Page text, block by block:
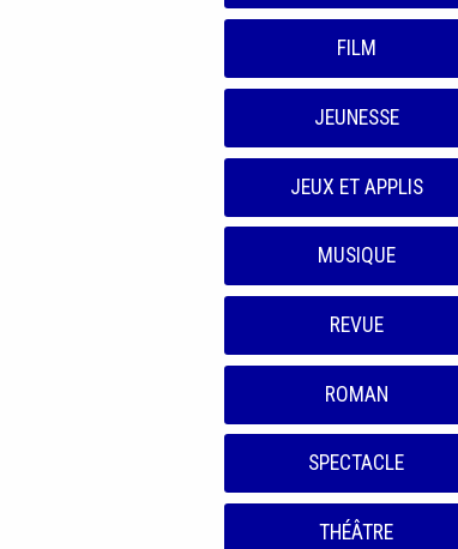
FILM
JEUNESSE
JEUX ET APPLIS
MUSIQUE
REVUE
ROMAN
SPECTACLE
THÉÂTRE